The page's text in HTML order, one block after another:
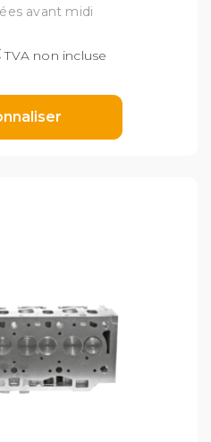
avant midi
TVA non incluse